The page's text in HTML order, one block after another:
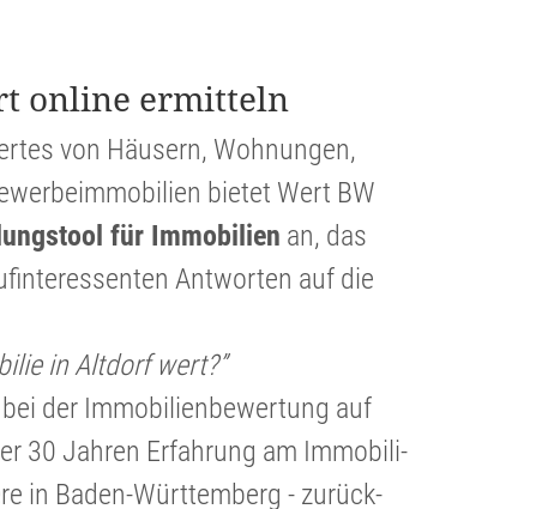
online ermitteln
von Häusern, Wohnungen,
bietet Wert BW
für Immobi­lien an, das
Antworten auf die
in Altdorf wert?”
der Immobi­li­en­be­wer­tung auf
30 Jahren Erfahrung am Immobi­li­
in Baden-Württem­berg - zurück­